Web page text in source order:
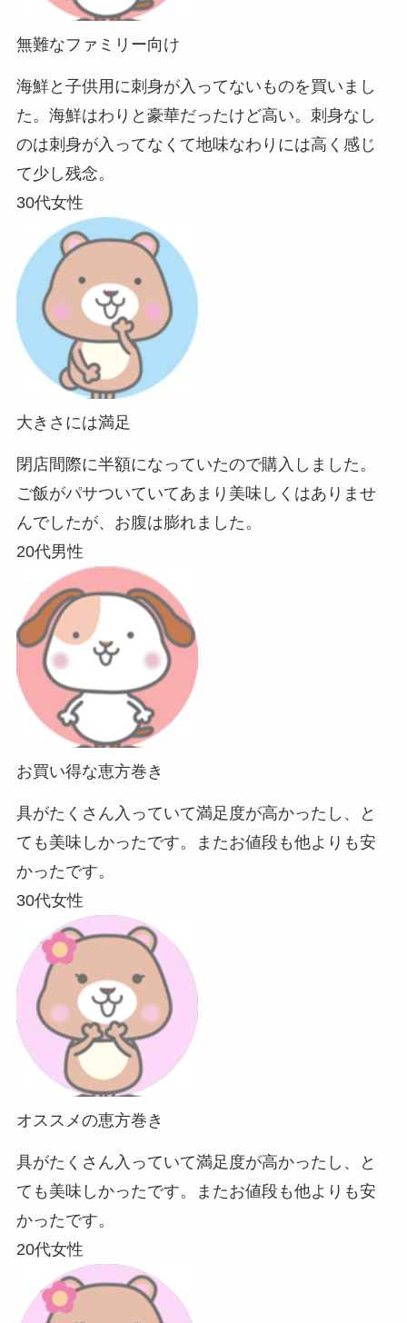
無難なファミリー向け
海鮮と子供用に刺身が入ってないものを買いまし
た。海鮮はわりと豪華だったけど高い。刺身なし
のは刺身が入ってなくて地味なわりには高く感じ
て少し残念。
30代女性
大きさには満足
閉店間際に半額になっていたので購入しました。
ご飯がパサついていてあまり美味しくはありませ
んでしたが、お腹は膨れました。
20代男性
お買い得な恵方巻き
具がたくさん入っていて満足度が高かったし、と
ても美味しかったです。またお値段も他よりも安
かったです。
30代女性
オススメの恵方巻き
具がたくさん入っていて満足度が高かったし、と
ても美味しかったです。またお値段も他よりも安
かったです。
20代女性